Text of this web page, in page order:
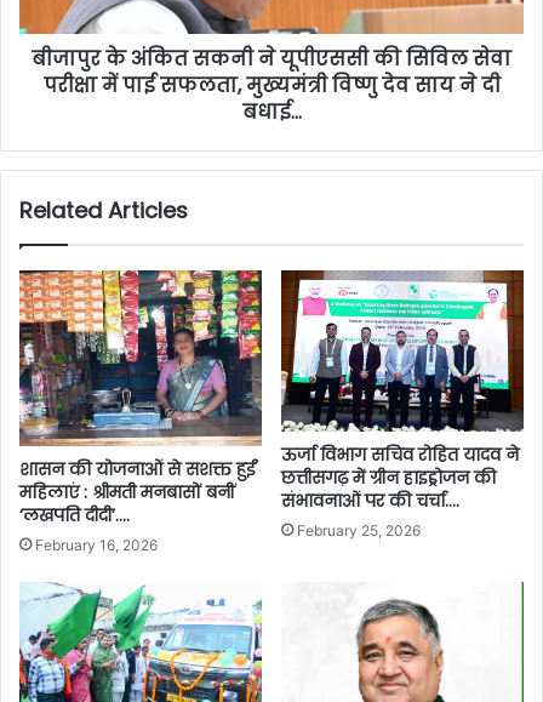
बीजापुर के अंकित सकनी ने यूपीएससी की सिविल सेवा
परीक्षा में पाई सफलता, मुख्यमंत्री विष्णु देव साय ने दी
बधाई…
Related Articles
शासन की योजनाओं से सशक्त हुईं
महिलाएं : श्रीमती मनबासों बनीं
‘लखपति दीदी’….
February 16, 2026
ऊर्जा विभाग सचिव रोहित यादव ने
छत्तीसगढ़ में ग्रीन हाइड्रोजन की
संभावनाओं पर की चर्चा….
February 25, 2026